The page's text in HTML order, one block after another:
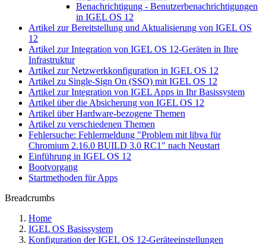
Benachrichtigung - Benutzerbenachrichtigungen
in IGEL OS 12
Artikel zur Bereitstellung und Aktualisierung von IGEL OS
12
Artikel zur Integration von IGEL OS 12-Geräten in Ihre
Infrastruktur
Artikel zur Netzwerkkonfiguration in IGEL OS 12
Artikel zu Single-Sign On (SSO) mit IGEL OS 12
Artikel zur Integration von IGEL Apps in Ihr Basissystem
Artikel über die Absicherung von IGEL OS 12
Artikel über Hardware-bezogene Themen
Artikel zu verschiedenen Themen
Fehlersuche: Fehlermeldung "Problem mit libva für
Chromium 2.16.0 BUILD 3.0 RC1" nach Neustart
Einführung in IGEL OS 12
Bootvorgang
Startmethoden für Apps
Breadcrumbs
Home
IGEL OS Basissystem
Konfiguration der IGEL OS 12-Geräteeinstellungen